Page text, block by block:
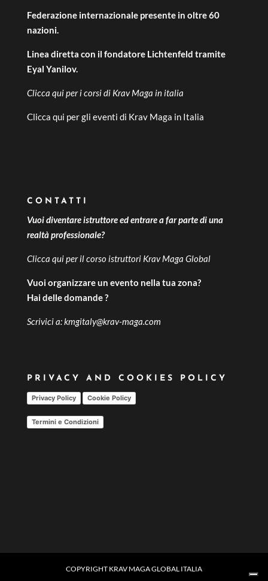
Federazione internazionale presente in oltre 60
nazioni.
Linea diretta con il fondatore Lichtenfeld tramite
Eyal Yanilov.
Clicca qui per icorsi di Krav Maga in italia
Clicca qui per gli eventi di Krav Maga in Italia
CONTATTI
Vuoi diventare istruttore ed entrare a far parte di una
realtà professionale?
Clicca qui per ilcorso istruttori Krav Maga Global
Vuoi organizzare un evento nella tua zona?
Hai delle domande ?
Scrivici a:kmgitaly@krav-maga.com
PRIVACY AND COOKIES POLICY
Privacy Policy Cookie Policy
Termini e Condizioni
COPYRIGHT KRAV MAGA GLOBAL ITALIA